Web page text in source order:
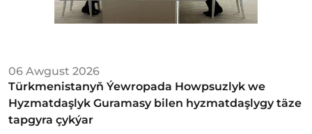
06 Awgust 2026
Türkmenistanyň Ýewropada Howpsuzlyk we
Hyzmatdaşlyk Guramasy bilen hyzmatdaşlygy täze
tapgyra çykýar